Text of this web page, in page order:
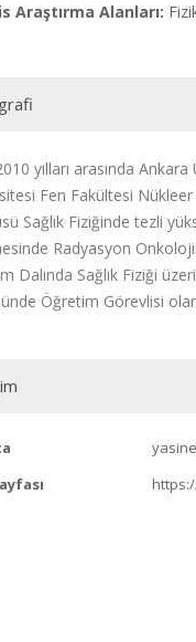
Araştırma Alanları:
yılları arasında
Fen Fakültesi Nükleer
Sağlık Fiziğinde tezli
Radyasyon
Dalında Sağlık Fiziği
Öğretim Görevlisi